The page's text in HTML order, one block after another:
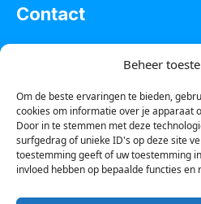
Beheer
Om de beste ervaringen te bieden,
cookies om informatie over je apparaat
Door in te stemmen met deze
surfgedrag of unieke ID's op deze site
toestemming geeft of uw toestemming
invloed hebben op bepaalde functies en
Contact
Tel :0850601800
Whatsapp : 0623388306